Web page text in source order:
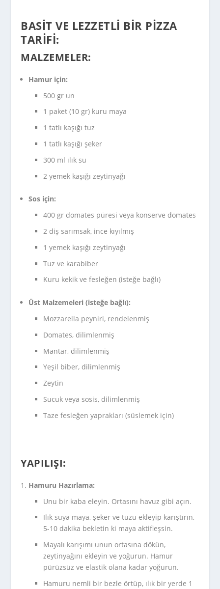
BASIT VE LEZZETLI BIR PIZZA
TARIFI:
MALZEMELER:
Hamur için:
500 gr un
1 paket (10 gr) kuru maya
1 tatlı kaşığı tuz
1 tatlı kaşığı şeker
300 ml ılık su
2 yemek kaşığı zeytinyağı
Sos için:
400 gr domates püresi veya konserve domates
2 diş sarımsak, ince kıyılmış
1 yemek kaşığı zeytinyağı
Tuz ve karabiber
Kuru kekik ve fesleğen (isteğe bağlı)
Üst Malzemeleri (isteğe bağlı):
Mozzarella peyniri, rendelenmiş
Domates, dilimlenmiş
Mantar, dilimlenmiş
Yeşil biber, dilimlenmiş
Zeytin
Sucuk veya sosis, dilimlenmiş
Taze fesleğen yaprakları (süslemek için)
YAPILIŞI:
Hamuru Hazırlama:
Unu bir kaba eleyin. Ortasını havuz gibi açın.
Ilık suya maya, şeker ve tuzu ekleyip karıştırın,
5-10 dakika bekletin ki maya aktifleşsin.
Mayalı karışımı unun ortasına dökün,
zeytinyağını ekleyin ve yoğurun. Hamur
pürüzsüz ve elastik olana kadar yoğurun.
Hamuru nemli bir bezle örtüp, ılık bir yerde 1